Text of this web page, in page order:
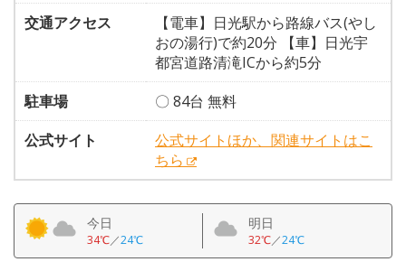
交通アクセス
【電車】日光駅から路線バス(やし
おの湯行)で約20分 【車】日光宇
都宮道路清滝ICから約5分
駐車場
〇 84台 無料
公式サイト
公式サイトほか、関連サイトはこ
ちら
今日
34℃／24℃
明日
32℃／24℃